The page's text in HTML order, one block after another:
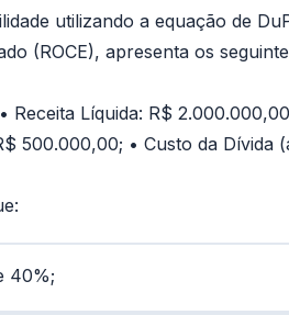
utilizando a equação de
(ROCE), apresenta os
Líquida: R$
500.000,00; • Custo da Dívida
40%;